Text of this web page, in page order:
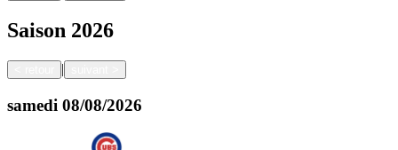
Saison 2026
|
samedi 08/08/2026